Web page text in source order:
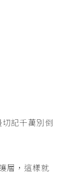
記千萬別倒
層，這樣就